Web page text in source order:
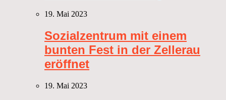
19. Mai 2023
Sozialzentrum mit einem
bunten Fest in der Zellerau
eröffnet
19. Mai 2023